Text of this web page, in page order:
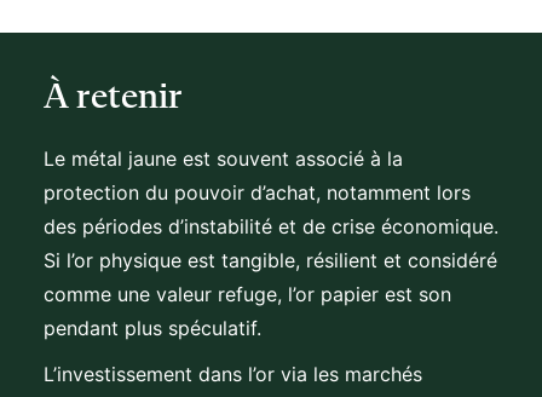
À retenir
Le métal jaune est souvent associé à la
protection du pouvoir d’achat, notamment lors
des périodes d’instabilité et de crise économique.
Si l’or physique est tangible, résilient et considéré
comme une valeur refuge, l’or papier est son
pendant plus spéculatif.
L’investissement dans l’or via les marchés